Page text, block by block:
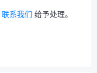
联系我们 给予处理。